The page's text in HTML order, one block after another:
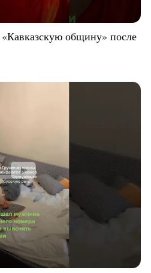
«Кавказскую общину» после